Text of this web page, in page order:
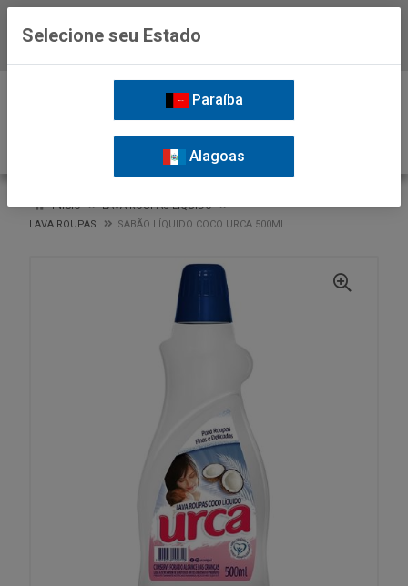
INÍCIO
LAVA ROUPAS LIQUIDO
LAVA ROUPAS
SABÃO LÍQUIDO COCO URCA 500ML
Selecione seu Estado
Paraíba
Alagoas